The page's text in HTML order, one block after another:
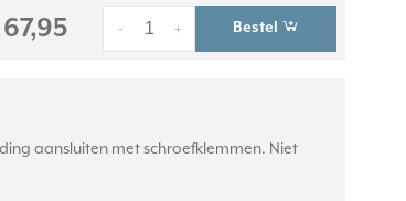
67,95 +
- Bestel
aansluiten met schroefklemmen. Niet